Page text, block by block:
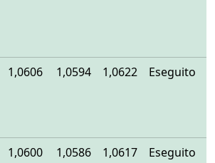
1,0606 1,0594 1,0622 Eseguito
1,0600 1,0586 1,0617 Eseguito